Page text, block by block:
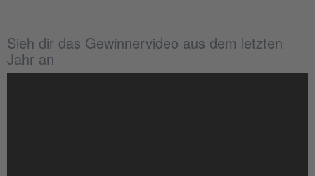
Sieh dir das Gewinnervideo aus dem letzten
Jahr an